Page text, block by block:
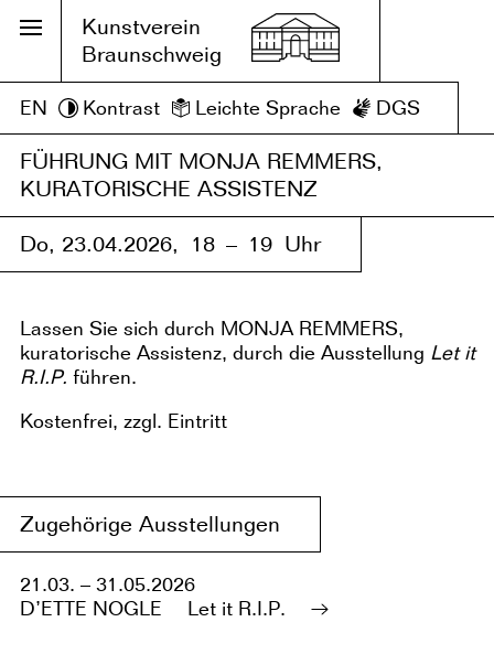
Kunstverein
Braunschweig
EN Kontrast Leichte Sprache DGS
FÜHRUNG MIT MONJA REMMERS,
KURATORISCHE ASSISTENZ
Do, 23.04.2026, 18 – 19 Uhr
Lassen Sie sich durch MONJA REMMERS,
kuratorische Assistenz, durch die Ausstellung Let it
R.I.P. führen.
Kostenfrei, zzgl. Eintritt
Zugehörige Ausstellungen
21.03. – 31.05.2026
D’ETTE NOGLE
Let it R.I.P.